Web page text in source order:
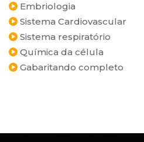
Embriologia
Sistema Cardiovascular
Sistema respiratório
Química da célula
Gabaritando completo